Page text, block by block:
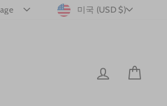
미국 (USD $)
LOG IN